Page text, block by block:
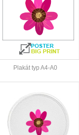
Plakát typ A4-A0